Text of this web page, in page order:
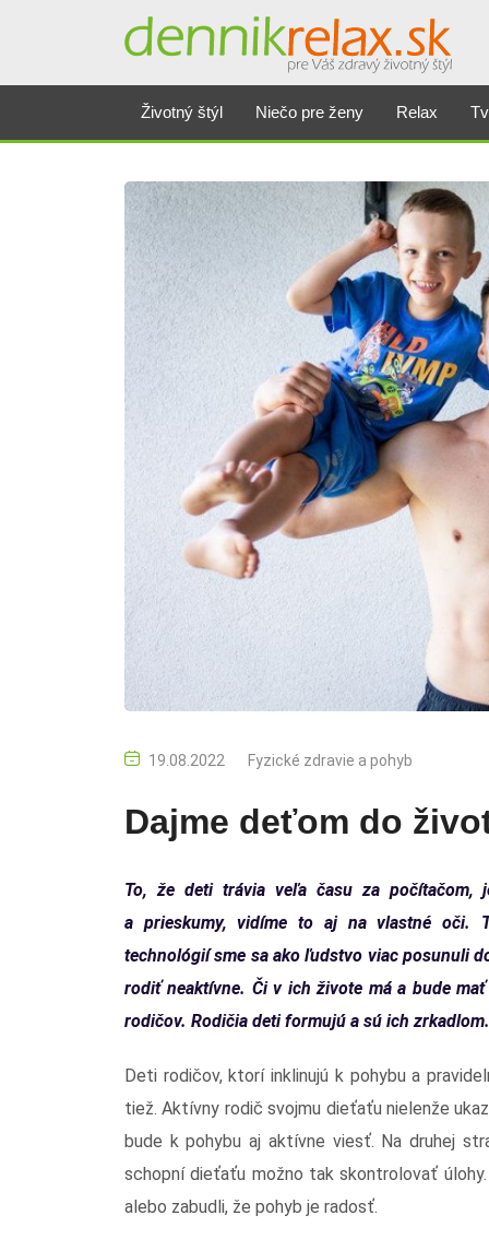
Životný štýl Niečo pre ženy Relax
19.08.2022 Fyzické zdravie a pohyb
Dajme deťom do
To, že deti trávia veľa času za počítačom,
a prieskumy, vidíme to aj na vlastné oči.
technológií sme sa ako ľudstvo viac posunuli
rodiť neaktívne. Či v ich živote má a bude
rodičov. Rodičia deti formujú a sú ich zrkadlom.
Deti rodičov, ktorí inklinujú k pohybu a
tiež. Aktívny rodič svojmu dieťaťu nielenže
bude k pohybu aj aktívne viesť. Na druhej
schopní dieťaťu možno tak skontrolovať
alebo zabudli, že pohyb je radosť.